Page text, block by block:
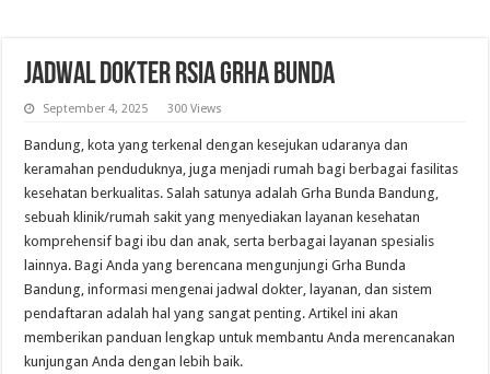
Jadwal Dokter RSIA Grha Bunda
September 4, 2025 300 Views
Bandung, kota yang terkenal dengan kesejukan udaranya dan
keramahan penduduknya, juga menjadi rumah bagi berbagai fasilitas
kesehatan berkualitas. Salah satunya adalah Grha Bunda Bandung,
sebuah klinik/rumah sakit yang menyediakan layanan kesehatan
komprehensif bagi ibu dan anak, serta berbagai layanan spesialis
lainnya. Bagi Anda yang berencana mengunjungi Grha Bunda
Bandung, informasi mengenai jadwal dokter, layanan, dan sistem
pendaftaran adalah hal yang sangat penting. Artikel ini akan
memberikan panduan lengkap untuk membantu Anda merencanakan
kunjungan Anda dengan lebih baik.